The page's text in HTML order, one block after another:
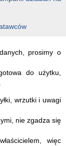
prosimy o
do użytku,
wrzutki i uwagi
nie zgadza się
więc